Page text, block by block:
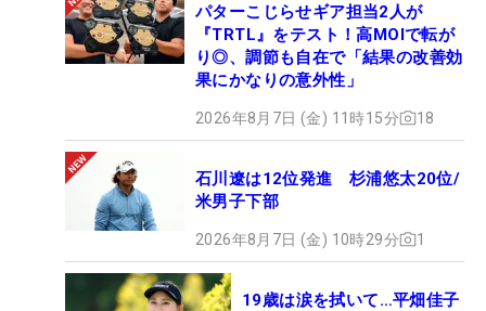
パターこじらせギア担当2人が
『TRTL』をテスト！高MOIで転が
り◎、調節も自在で「結果の改善効
果にかなりの意外性」
2026年8月7日 (金) 11時15分 18
石川遼は12位発進 杉浦悠太20位/
米男子下部
2026年8月7日 (金) 10時29分 1
19歳は涙を拭いて…平畑佳子